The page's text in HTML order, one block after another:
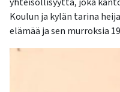
Koulun ja kylän tarina
elämää ja sen murroksia